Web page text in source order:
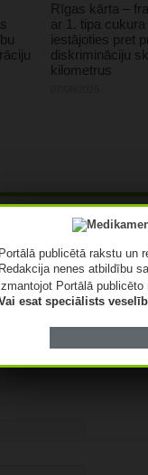
Rīgas kārta –
ar 1. tipa cukura
iestājoties pret
diskrimināciju
kilometrus
lauki ir
Portālā publicētā rakstu un
Redakcija nenes atbildību
Portālā
esat speciālists